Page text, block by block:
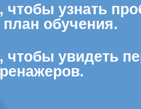
чтобы узнать
обучения.
чтобы увидеть